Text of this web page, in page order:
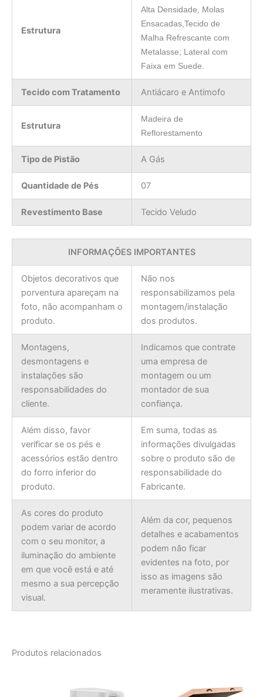
Estrutura
Alta Densidade, Molas
Ensacadas,Tecido de
Malha Refrescante com
Metalasse; Lateral com
Faixa em Suede.
Tecido com Tratamento Antiácaro e Antimofo
Estrutura
Madeira de
Reflorestamento
Tipo de Pistão A Gás
Quantidade de Pés 07
Revestimento Base Tecido Veludo
INFORMAÇÕES IMPORTANTES
Objetos decorativos que
porventura apareçam na
foto, não acompanham o
produto.
Não nos
responsabilizamos pela
montagem/instalação
dos produtos.
Montagens,
desmontagens e
instalações são
responsabilidades do
cliente.
Indicamos que contrate
uma empresa de
montagem ou um
montador de sua
confiança.
Além disso, favor
verificar se os pés e
acessórios estão dentro
do forro inferior do
produto.
Em suma, todas as
informações divulgadas
sobre o produto são de
responsabilidade do
Fabricante.
As cores do produto
podem variar de acordo
com o seu monitor, a
iluminação do ambiente
em que você está e até
mesmo a sua percepção
visual.
Além da cor, pequenos
detalhes e acabamentos
podem não ficar
evidentes na foto, por
isso as imagens são
meramente ilustrativas.
Produtos relacionados